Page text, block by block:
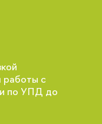
работы с
по УПД до
своих